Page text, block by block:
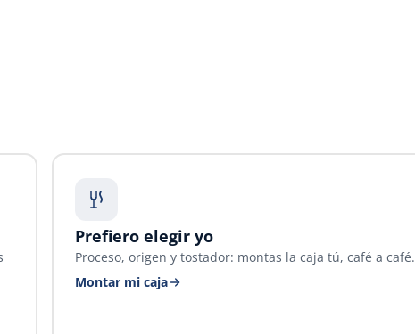
Prefiero elegir yo
Proceso, origen y tostador: montas la caja tú, café a café.
Montar mi caja